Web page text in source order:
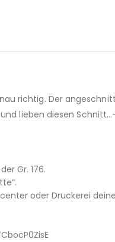
richtig. Der
lieben diesen
Gr. 176.
oder Druckerei